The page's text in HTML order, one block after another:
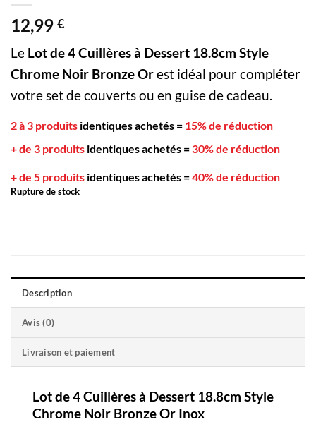
12,99 €
Le Lot de 4 Cuillères à Dessert 18.8cm Style
Chrome Noir Bronze Orest idéal pour compléter
votre set de couverts ou en guise de cadeau.
2 à 3 produits identiques achetés = 15% de réduction
+ de 3 produits identiques achetés = 30% de réduction
+ de 5 produits identiques achetés =40% de réduction
Rupture de stock
Description
Avis (0)
Livraison et paiement
Lot de 4 Cuillères à Dessert 18.8cm Style
Chrome Noir Bronze Or Inox